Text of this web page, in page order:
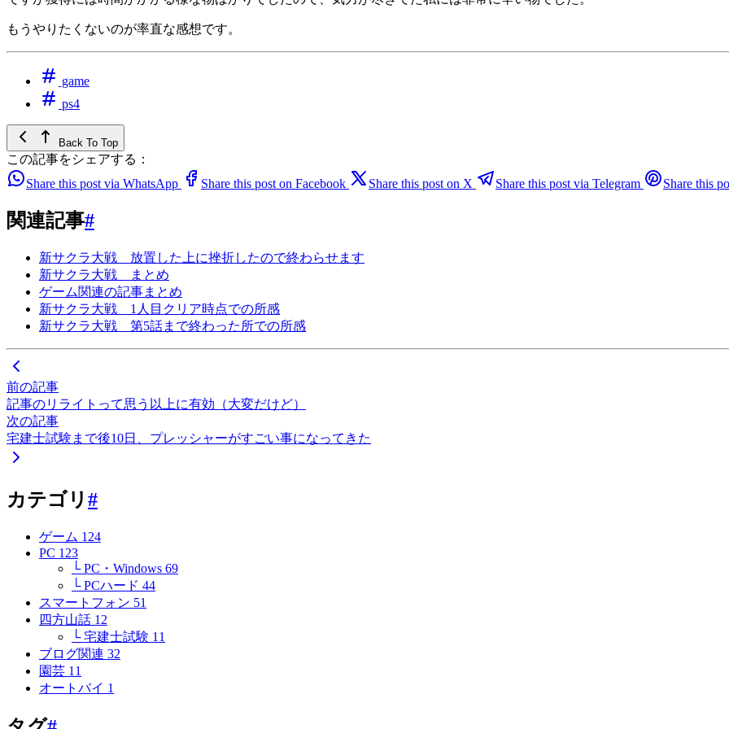
もうやりたくないのが率直な感想です。
game
ps4
Back To Top
この記事をシェアする：
Share this post via WhatsApp
Share this post on Facebook Share this post on X Share this post via Telegram Share this
関連記事#
新サクラ大戦 放置した上に挫折したので終わらせます
新サクラ大戦 まとめ
ゲーム関連の記事まとめ
新サクラ大戦 1人目クリア時点での所感
新サクラ大戦 第5話まで終わった所での所感
前の記事
記事のリライトって思う以上に有効（大変だけど）
次の記事
宅建士試験まで後10日、プレッシャーがすごい事になってきた
カテゴリ #
ゲーム 124
PC 123
└ PC・Windows 69
└ PCハード 44
スマートフォン 51
四方山話 12
└ 宅建士試験 11
ブログ関連 32
園芸 11
オートバイ 1